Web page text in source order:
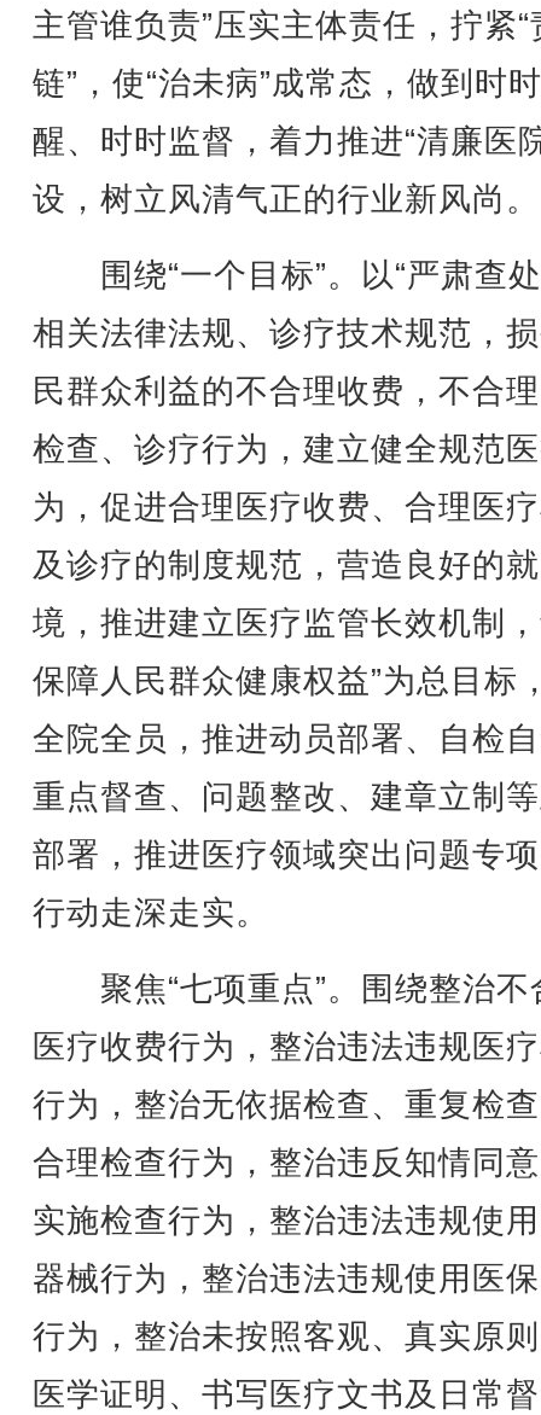
主管谁负责”压实主体责任，拧紧“
链”，使“治未病”成常态，做到时
醒、时时监督，着力推进“清廉医
设，树立风清气正的行业新风尚。
围绕“一个目标”。以“严肃查
相关法律法规、诊疗技术规范，
民群众利益的不合理收费，不合
检查、诊疗行为，建立健全规范
为，促进合理医疗收费、合理医
及诊疗的制度规范，营造良好的
境，推进建立医疗监管长效机制
保障人民群众健康权益”为总目标
全院全员，推进动员部署、自检
重点督查、问题整改、建章立制
部署，推进医疗领域突出问题专
行动走深走实。
聚焦“七项重点”。围绕整治不
医疗收费行为，整治违法违规医
行为，整治无依据检查、重复检
合理检查行为，整治违反知情同
实施检查行为，整治违法违规使
器械行为，整治违法违规使用医
行为，整治未按照客观、真实原
医学证明、书写医疗文书及日常